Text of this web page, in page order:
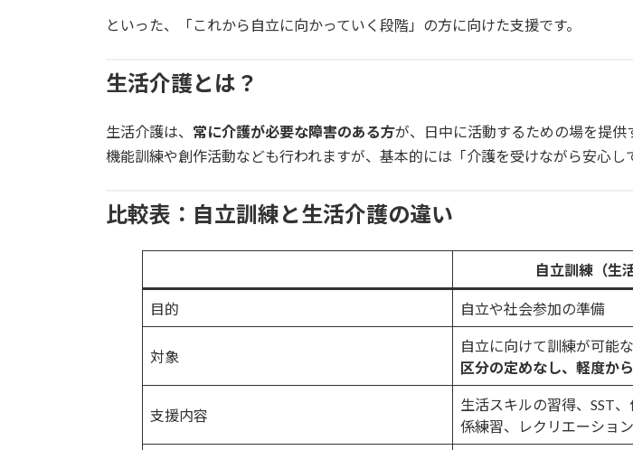
といった、「これから自立に向かっていく段階」の方に向けた支援です。
生活介護とは？
生活介護は、 常に介護が必要な障害のある方が、日中に活動するための場を提供
機能訓練や創作活動なども行われますが、基本的には「介護を受けながら安心し
比較表：自立訓練と生活介護の違い
自立訓練（生
目的 自立や社会参加の準備
対象
自立に向けて訓練が可能
区分の定めなし、軽度か
支援内容
生活スキルの習得、SST
係練習、レクリエーショ